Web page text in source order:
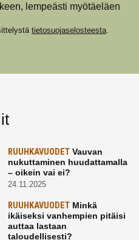
lempeästi myötäeläen
tietosuojaselosteesta
RUUHKAVUODETVauvan
nukuttaminen huudattamalla
– oikein vai ei?
24.11.2025
RUUHKAVUODETMinkä
ikäiseksi vanhempien pitäisi
auttaa lastaan
taloudellisesti?